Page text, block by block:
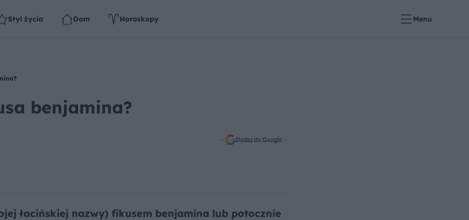
Styl życia Dom Horoskopy Menu
benjamina?
Dodaj do Google
łacińskiej nazwy) fikusem benjamina lub potocznie